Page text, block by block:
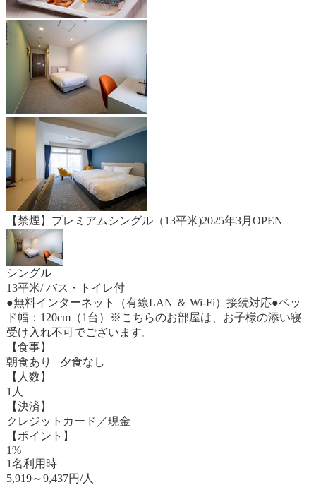
【禁煙】プレミアムシングル（13平米)2025年3月OPEN
シングル
13平米/ バス・トイレ付
●無料インターネット（有線LAN ＆ Wi-Fi）接続対応●ベッ
ド幅：120cm（1台）※こちらのお部屋は、お子様の添い寝
受け入れ不可でございます。
【食事】
朝食あり 夕食なし
【人数】
1人
【決済】
クレジットカード／現金
【ポイント】
1%
1名利用時
5,919～9,437円/人